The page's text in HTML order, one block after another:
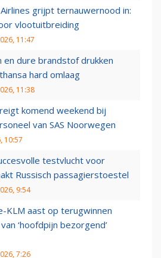
grijpt ternauwernood in:
vlootuitbreiding
11:47
en dure brandstof drukken
hard omlaag
11:38
komend weekend bij
van SAS Noorwegen
10:57
testvlucht voor
Russisch passagierstoestel
9:54
KLM aast op terugwinnen
‘hoofdpijn bezorgend’
7:26